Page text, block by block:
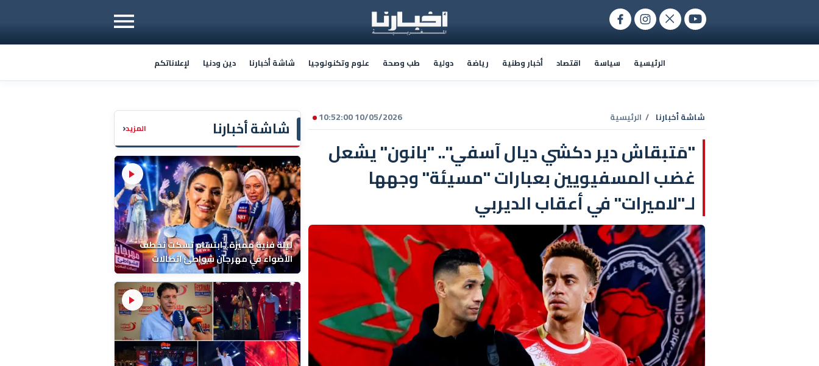
الرئيسية سياسة اقتصاد أخبار وطنية رياضة دولية طب وصحة علوم وتكنولوجيا شاشة أخبارنا دين ودنيا لإعلاناتكم
شاشة أخبارنا المزيد‹
ليلة فنية مميزة.. ابتسام تسكت تخطف
الأضواء في مهرجان شواطئ اتصالات
المغرب بالمضيق
10/05/2026 10:52:00 شاشة أخبارنا / الرئيسية
"مَتبقاش دير دكشي ديال آسفي".. "بانون" يشعل
غضب المسفيويين بعبارات "مسيئة" وجهها
لـ"لاميرات" في أعقاب الديربي